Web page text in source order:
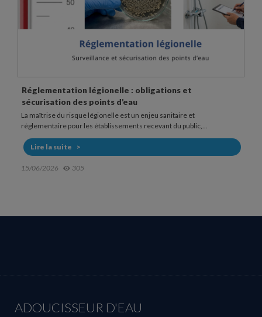
Fonctionnement et usage d’une douchette anti
légionelle
Dans les établissements sensibles, la douche peut représenter un
point d’exposition au risque légionelle. La bactérie...
Lire la suite
20/05/2026 607
ADOUCISSEUR D'EAU